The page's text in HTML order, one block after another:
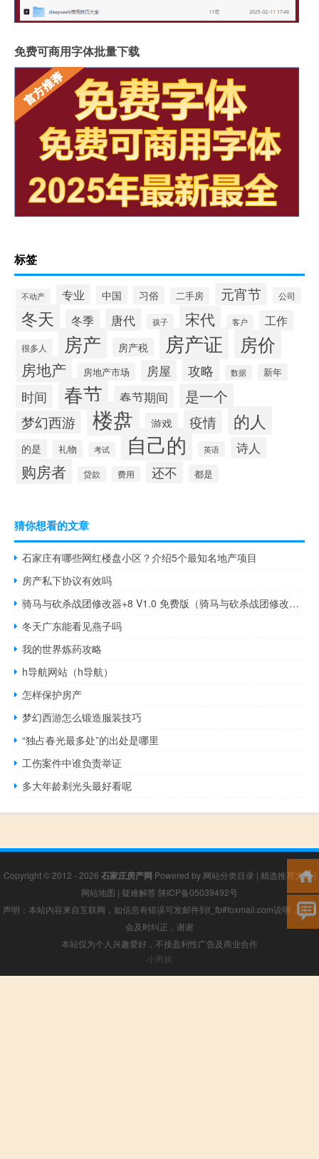
免费可商用字体批量下载
标签
不动产 专业 中国 习俗 二手房 元宵节 公司
冬天 冬季 唐代 孩子 宋代 客户 工作
很多人 房产 房产税 房产证 房价
房地产 房地产市场 房屋 攻略 数据 新年
时间 春节 春节期间 是一个
梦幻西游 楼盘 游戏 疫情 的人
的是 礼物 考试 自己的 英语 诗人
购房者 贷款 费用 还不 都是
猜你想看的文章
石家庄有哪些网红楼盘小区？介绍5个最知名地产项目
房产私下协议有效吗
骑马与砍杀战团修改器+8 V1.0 免费版（骑马与砍杀战团修改器+8 V1.0 免费版功能简介）
冬天广东能看见燕子吗
我的世界炼药攻略
h导航网站（h导航）
怎样保护房产
梦幻西游怎么锻造服装技巧
“独占春光最多处”的出处是哪里
工伤案件中谁负责举证
多大年龄剃光头最好看呢
Copyright © 2012 - 2026 石家庄房产网 Powered by 网站分类目录 | 精选推荐文章|
网站地图 | 疑难解答 陕ICP备05039492号
声明：本站内容来自互联网，如信息有错误可发邮件到f_fb#foxmail.com说明，我们
会及时纠正，谢谢
本站仅为个人兴趣爱好，不接盈利性广告及商业合作
小男孩